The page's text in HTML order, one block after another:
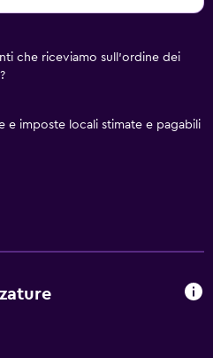
che riceviamo sull'ordine dei
e imposte locali stimate e pagabili